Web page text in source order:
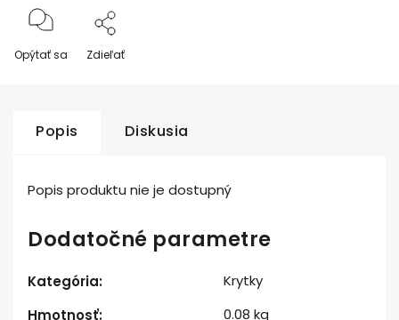
Opýtať sa Zdieľať
Popis Diskusia
Popis produktu nie je dostupný
Dodatočné parametre
Kategória:
Krytky
Hmotnosť:
0.08 kg